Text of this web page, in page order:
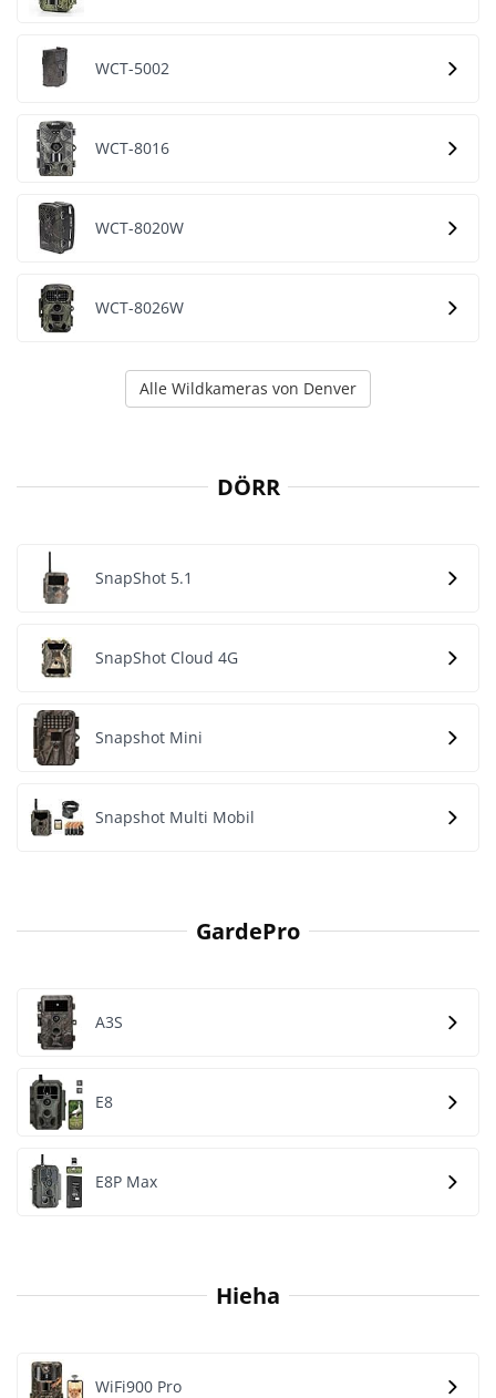
WCT-5002
WCT-8016
WCT-8020W
WCT-8026W
Alle Wildkameras von Denver
DÖRR
SnapShot 5.1
SnapShot Cloud 4G
Snapshot Mini
Snapshot Multi Mobil
GardePro
A3S
E8
E8P Max
Hieha
WiFi900 Pro